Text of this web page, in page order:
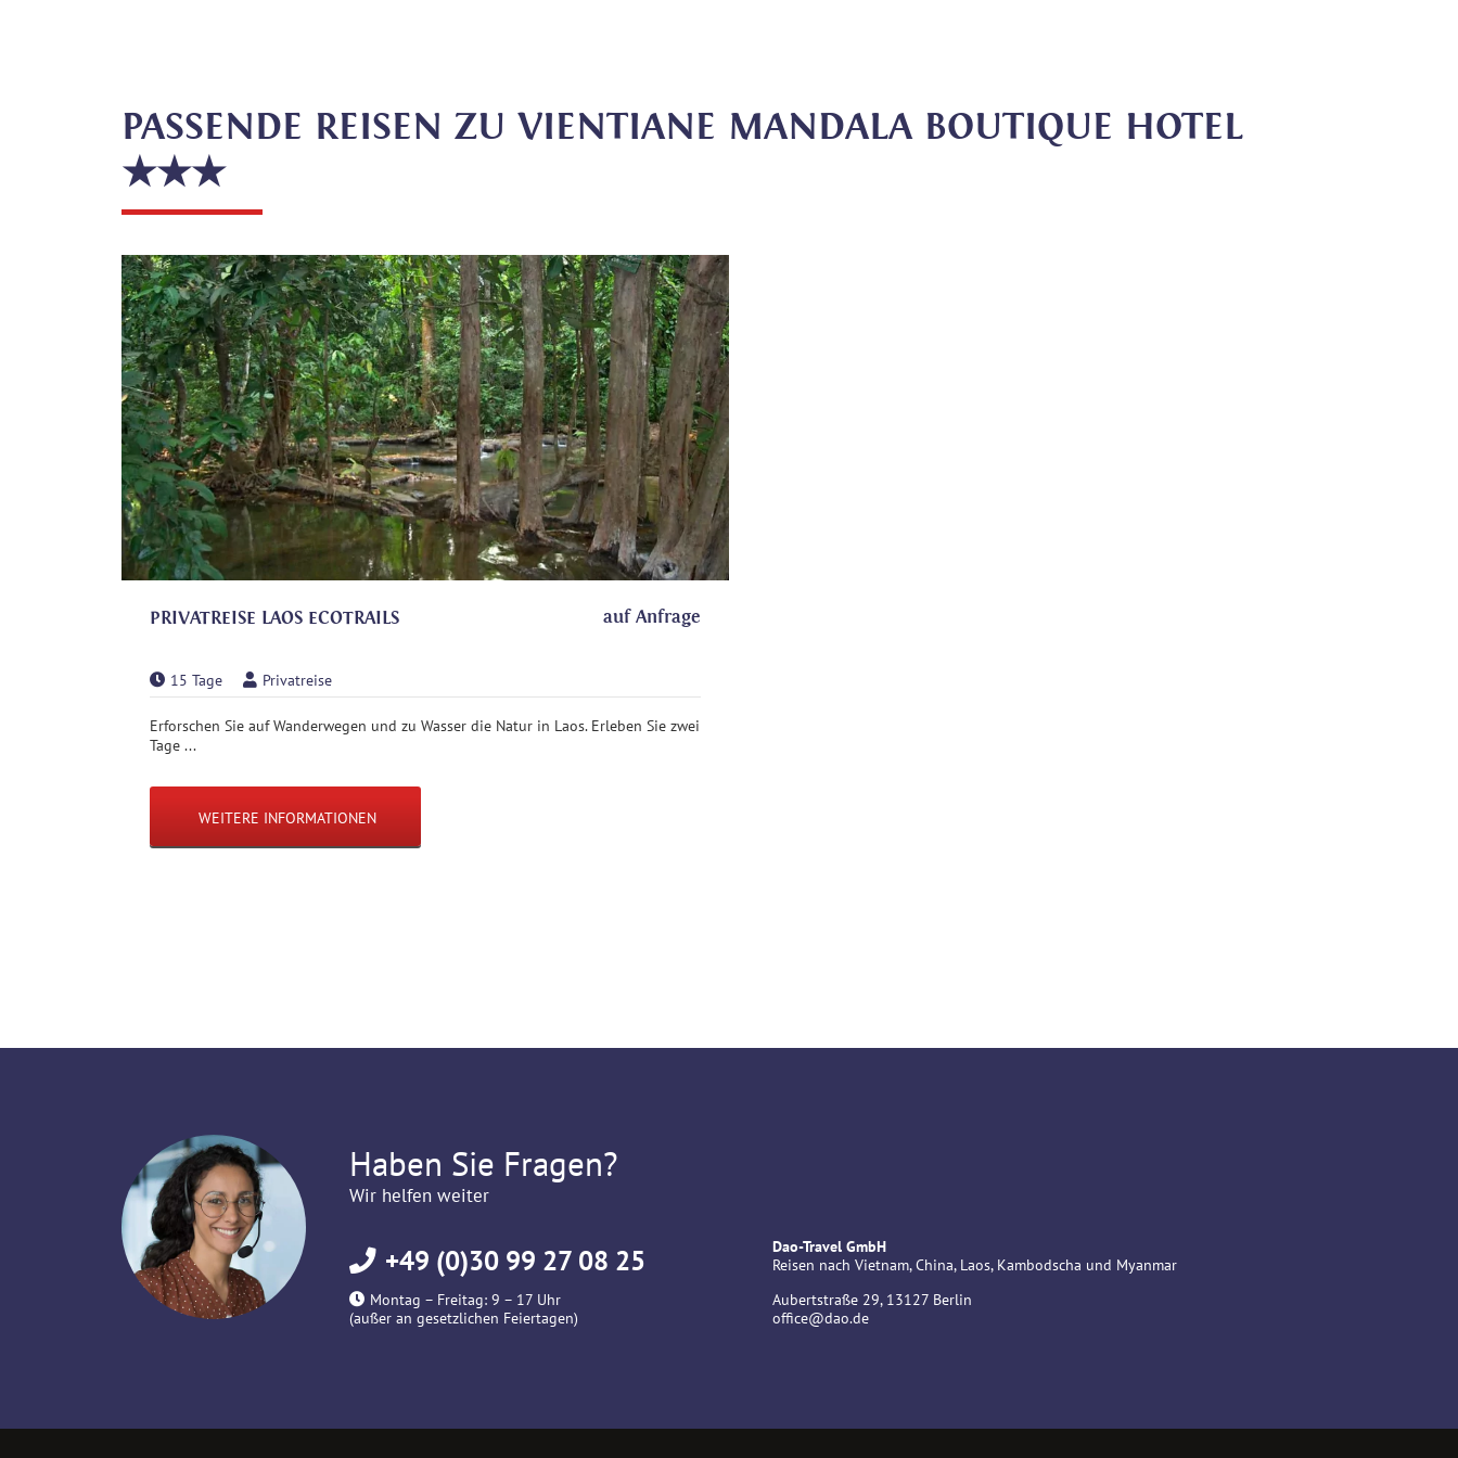
PASSENDE REISEN ZU VIENTIANE MANDALA BOUTIQUE HOTEL
★★★
PRIVATREISE LAOS ECOTRAILS auf Anfrage
15 Tage Privatreise
Erforschen Sie auf Wanderwegen und zu Wasser die Natur in Laos. Erleben Sie zwei
Tage ...
WEITERE INFORMATIONEN
Haben Sie Fragen?
Wir helfen weiter
+49 (0)30 99 27 08 25
Montag – Freitag: 9 – 17 Uhr
(außer an gesetzlichen Feiertagen)
Dao-Travel GmbH
Reisen nach Vietnam, China, Laos, Kambodscha und Myanmar
Aubertstraße 29, 13127 Berlin
office@dao.de